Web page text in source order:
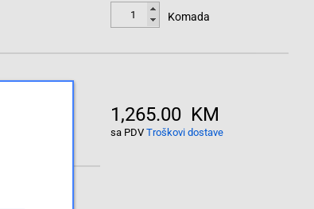
Komada
1,265.00 KM
sa PDV Troškovi dostave